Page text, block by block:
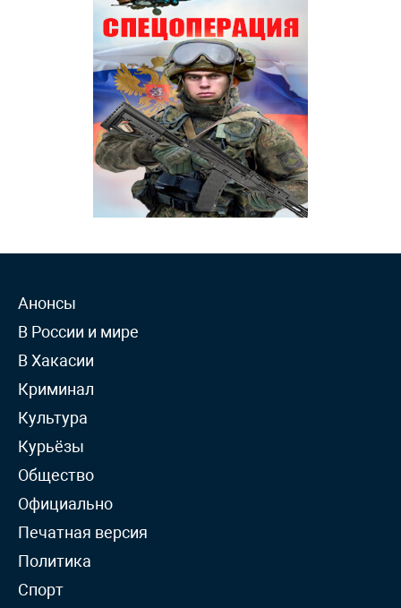
Анонсы
В России и мире
В Хакасии
Криминал
Культура
Курьёзы
Общество
Официально
Печатная версия
Политика
Спорт